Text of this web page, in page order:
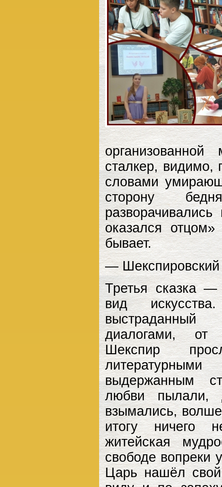
сталкер, видимо,
словами
сторону
оказался
бывает.
— Шекспировский
Третья сказка —
вид
диалогами, от
Шекспир
выдержанным
любви пылали,
взымались,
итогу ничего
житейская
свободе вопреки
Царь нашёл